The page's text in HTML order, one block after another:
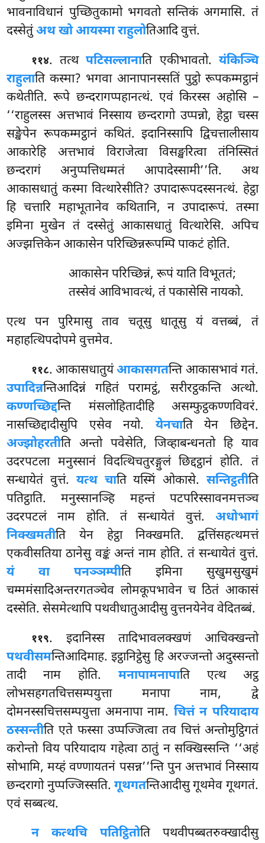
भावनाविधानं पुच्छितुकामो भगवतो सन्तिकं अगमासि. तं
दस्सेतुंअथ खो आयस्मा राहुलोतिआदि वुत्तं.
११४. तत्थपटिसल्लानाति एकीभावतो. यंकिञ्चि
राहुलाति कस्मा? भगवा आनापानस्सतिं पुट्ठो रूपकम्मट्ठानं
कथेतीति. रूपे छन्दरागप्पहानत्थं. एवं किरस्स अहोसि –
‘‘राहुलस्स अत्तभावं निस्साय छन्दरागो उप्पन्नो, हेट्ठा चस्स
सङ्खेपेन रूपकम्मट्ठानं कथितं. इदानिस्सापि द्विचत्तालीसाय
आकारेहि अत्तभावं विराजेत्वा विसङ्खरित्वा तंनिस्सितं
छन्दरागं अनुप्पत्तिधम्मतं आपादेस्सामी’’ति. अथ
आकासधातुं कस्मा वित्थारेसीति? उपादारूपदस्सनत्थं. हेट्ठा
हि चत्तारि महाभूतानेव कथितानि, न उपादारूपं. तस्मा
इमिना मुखेन तं दस्सेतुं आकासधातुं वित्थारेसि. अपिच
अज्झत्तिकेन आकासेन परिच्छिन्नरूपम्पि पाकटं होति.
आकासेनपरिच्छिन्नं, रूपं याति विभूततं;
तस्सेवं आविभावत्थं, तं पकासेसि नायको.
एत्थ पन पुरिमासु ताव चतूसु धातूसु यं वत्तब्बं, तं
महाहत्थिपदोपमे वुत्तमेव.
११८. आकासधातुयंआकासगतन्ति आकासभावं गतं.
उपादिन्नन्तिआदिन्नं गहितं परामट्ठं, सरीरट्ठकन्ति अत्थो.
कण्णच्छिद्दन्ति मंसलोहितादीहि असम्फुट्ठकण्णविवरं.
नासच्छिद्दादीसुपि एसेव नयो. येनचाति येन छिद्देन.
अज्झोहरतीति अन्तो पवेसेति, जिव्हाबन्धनतो हि याव
उदरपटला मनुस्सानं विदत्थिचतुरङ्गुलं छिद्दट्ठानं होति. तं
सन्धायेतं वुत्तं. यत्थ चाति यस्मिं ओकासे. सन्तिट्ठतीति
पतिट्ठाति. मनुस्सानञ्हि महन्तं पटपरिस्सावनमत्तञ्च
उदरपटलं नाम होति. तं सन्धायेतं वुत्तं. अधोभागं
निक्खमतीति येन हेट्ठा निक्खमति. द्वत्तिंसहत्थमत्तं
एकवीसतिया ठानेसु वङ्कं अन्तं नाम होति. तं सन्धायेतं वुत्तं.
यं वा पनञ्ञम्पीति इमिना सुखुमसुखुमं
चम्ममंसादिअन्तरगतञ्चेव लोमकूपभावेन च ठितं आकासं
दस्सेति. सेसमेत्थापि पथवीधातुआदीसु वुत्तनयेनेव वेदितब्बं.
११९. इदानिस्स तादिभावलक्खणं आचिक्खन्तो
पथवीसमन्तिआदिमाह. इट्ठानिट्ठेसु हि अरज्जन्तो अदुस्सन्तो
तादी नाम होति. मनापामनापाति एत्थ अट्ठ
लोभसहगतचित्तसम्पयुत्ता मनापा नाम, द्वे
दोमनस्सचित्तसम्पयुत्ता अमनापा नाम. चित्तं न परियादाय
ठस्सन्तीति एते फस्सा उप्पज्जित्वा तव चित्तं अन्तोमुट्ठिगतं
करोन्तो विय परियादाय गहेत्वा ठातुं न सक्खिस्सन्ति ‘‘अहं
सोभामि, मय्हं वण्णायतनं पसन्न’’न्ति पुन अत्तभावं निस्साय
छन्दरागो नुप्पज्जिस्सति. गूथगतन्तिआदीसु गूथमेव गूथगतं.
एवं सब्बत्थ.
न कत्थचि पतिट्ठितोति पथवीपब्बतरुक्खादीसु